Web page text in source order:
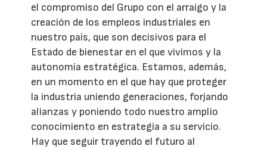
el compromiso del Grupo con el arraigo y la
creación de los empleos industriales en
nuestro país, que son decisivos para el
Estado de bienestar en el que vivimos y la
autonomía estratégica. Estamos, además,
en un momento en el que hay que proteger
la industria uniendo generaciones, forjando
alianzas y poniendo todo nuestro amplio
conocimiento en estrategia a su servicio.
Hay que seguir trayendo el futuro al